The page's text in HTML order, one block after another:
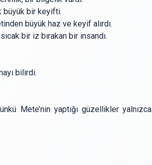
büyük bir keyifti.
büyük haz ve keyif alırdı.
bir iz bırakan bir insandı.
bilirdi.
Mete’nin yaptığı güzellikler yalnızca